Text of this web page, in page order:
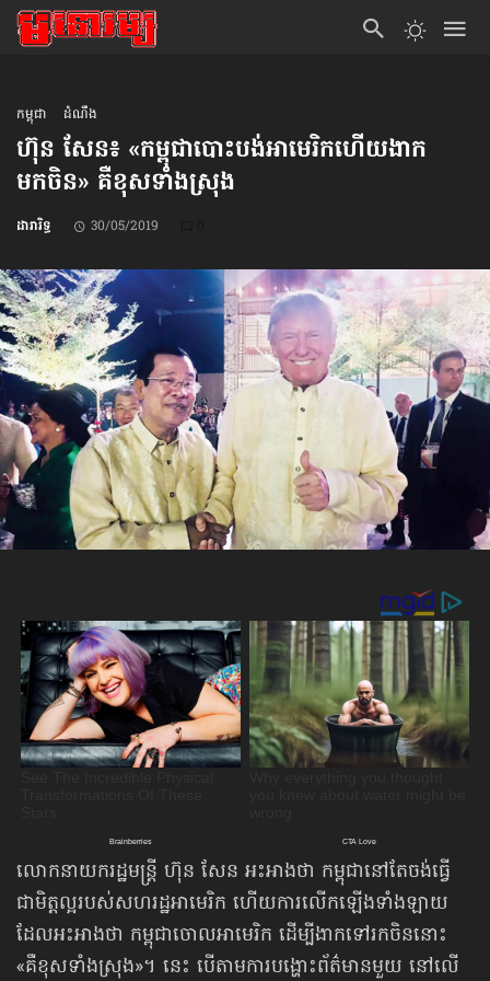
កម្ពុជា ដំណឹង
ហ៊ុន សែន៖ «​កម្ពុជាបោះបង់​អាមេរិក​ហើយ​ងាក​
មកចិន» គឺខុស​ទាំងស្រុង
ដារារិទ្ធ 30/05/2019
លោកនាយករដ្ឋមន្ត្រី ហ៊ុន សែន អះអាងថា កម្ពុជានៅតែចង់ធ្វើ
ជាមិត្តល្អរបស់សហរដ្ឋអាមេរិក ហើយការលើកឡើងទាំងឡាយ
ដែលអះអាងថា កម្ពុជាចោលអាមេរិក ដើម្បីងាកទៅរកចិននោះ
«គឺខុស​ទាំងស្រុង»។ នេះ បើតាមការបង្ហោះព័ត៌មានមួយ នៅលើ